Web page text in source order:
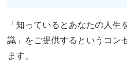
「知っているとあなたの人生
識」をご提供するというコン
ます。